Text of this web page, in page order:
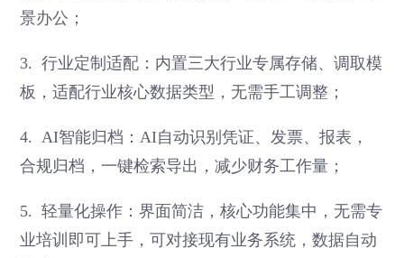
景办公；
3. 行业定制适配：内置三大行业专属存储、调取模
板，适配行业核心数据类型，无需手工调整；
4. AI智能归档：AI自动识别凭证、发票、报表，
合规归档，一键检索导出，减少财务工作量；
5. 轻量化操作：界面简洁，核心功能集中，无需专
业培训即可上手，可对接现有业务系统，数据自动